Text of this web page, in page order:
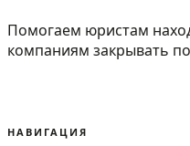
Помогаем юристам
компаниям закрывать
НАВИГАЦИЯ